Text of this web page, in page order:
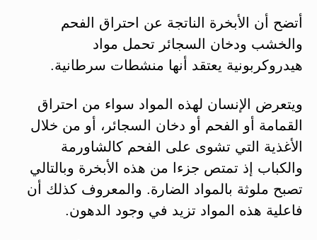
أتضح أن الأبخرة الناتجة عن احتراق الفحم
والخشب ودخان السجائر تحمل مواد
هيدروكربونية يعتقد أنها منشطات سرطانية.
ويتعرض الإنسان لهذه المواد سواء من احتراق
القمامة أو الفحم أو دخان السجائر، أو من خلال
الأغذية التي تشوى على الفحم كالشاورمة
والكباب إذ تمتص جزءا من هذه الأبخرة وبالتالي
تصبح ملوثة بالمواد الضارة. والمعروف كذلك أن
فاعلية هذه المواد تزيد في وجود الدهون.